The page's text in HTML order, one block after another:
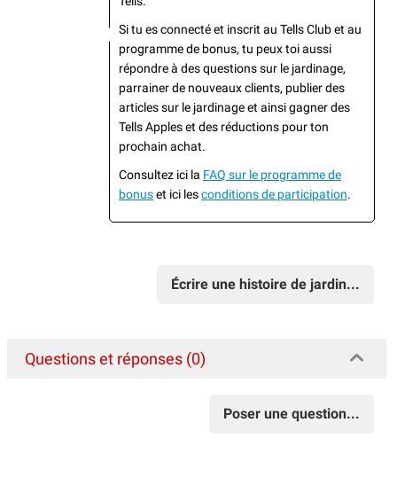
Si tu es connecté et inscrit au Tells Club et au
programme de bonus, tu peux toi aussi
répondre à des questions sur le jardinage,
parrainer de nouveaux clients, publier des
articles sur le jardinage et ainsi gagner des
Tells Apples et des réductions pour ton
prochain achat.
Consultez ici la FAQ sur le programme de
bonuset ici lesconditions de participation.
Écrire une histoire de jardin...
Questions et réponses (0)
Poser une question...